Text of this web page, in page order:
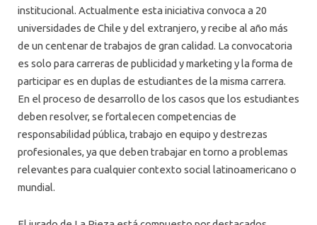
institucional. Actualmente esta iniciativa convoca a 20
universidades de Chile y del extranjero, y recibe al año más
de un centenar de trabajos de gran calidad. La convocatoria
es solo para carreras de publicidad y marketing y la forma de
participar es en duplas de estudiantes de la misma carrera.
En el proceso de desarrollo de los casos que los estudiantes
deben resolver, se fortalecen competencias de
responsabilidad pública, trabajo en equipo y destrezas
profesionales, ya que deben trabajar en torno a problemas
relevantes para cualquier contexto social latinoamericano o
mundial.